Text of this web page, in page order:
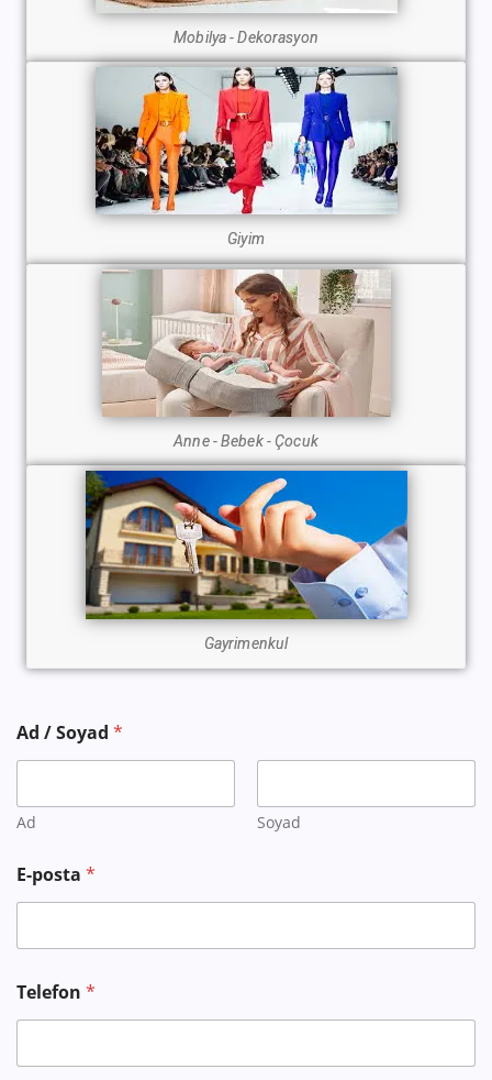
Mobilya - Dekorasyon
Giyim
Anne - Bebek - Çocuk
Gayrimenkul
Ad / Soyad*
Ad Soyad
E-posta*
Telefon*